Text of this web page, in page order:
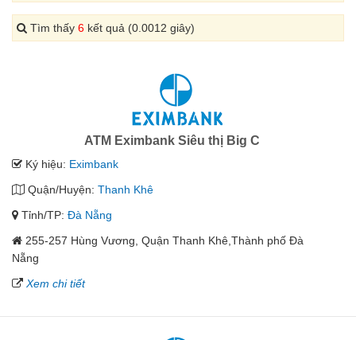
Tìm thấy 6 kết quả (0.0012 giây)
ATM Eximbank Siêu thị Big C
Ký hiệu: Eximbank
Quận/Huyện: Thanh Khê
Tỉnh/TP: Đà Nẵng
255-257 Hùng Vương, Quận Thanh Khê,Thành phố Đà
Nẵng
Xem chi tiết